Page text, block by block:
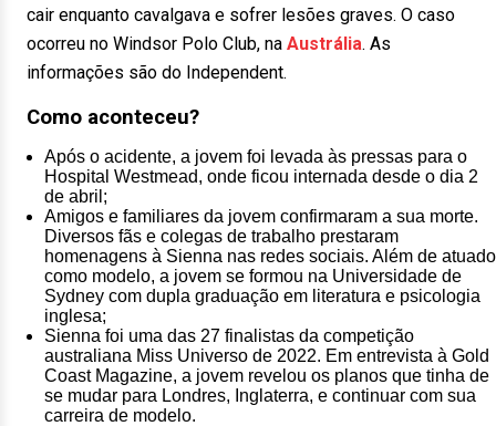
cair enquanto cavalgava e sofrer lesões graves. O caso
ocorreu no Windsor Polo Club, na Austrália. As
informações são do Independent.
Como aconteceu?
Após o acidente, a jovem foi levada às pressas para o
Hospital Westmead, onde ficou internada desde o dia 2
de abril;
Amigos e familiares da jovem confirmaram a sua morte.
Diversos fãs e colegas de trabalho prestaram
homenagens à Sienna nas redes sociais. Além de atuado
como modelo, a jovem se formou na Universidade de
Sydney com dupla graduação em literatura e psicologia
inglesa;
Sienna foi uma das 27 finalistas da competição
australiana Miss Universo de 2022. Em entrevista à Gold
Coast Magazine, a jovem revelou os planos que tinha de
se mudar para Londres, Inglaterra, e continuar com sua
carreira de modelo.